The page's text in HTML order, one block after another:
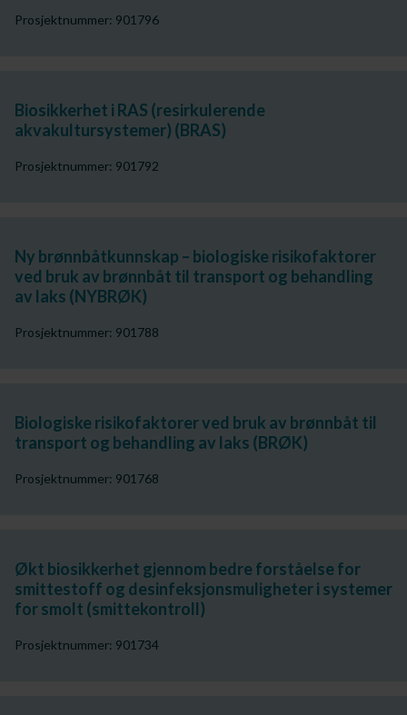
Prosjektnummer: 901796
Biosikkerhet i RAS (resirkulerende
akvakultursystemer) (BRAS)
Prosjektnummer: 901792
Ny brønnbåtkunnskap – biologiske risikofaktorer
ved bruk av brønnbåt til transport og behandling
av laks (NYBRØK)
Prosjektnummer: 901788
Biologiske risikofaktorer ved bruk av brønnbåt til
transport og behandling av laks (BRØK)
Prosjektnummer: 901768
Økt biosikkerhet gjennom bedre forståelse for
smittestoff og desinfeksjonsmuligheter i systemer
for smolt (smittekontroll)
Prosjektnummer: 901734